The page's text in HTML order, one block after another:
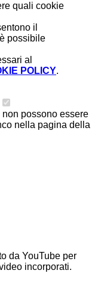
quali cookie
il
possibile
al
POLICY.
non possono essere
nella pagina della
da YouTube per
incorporati.